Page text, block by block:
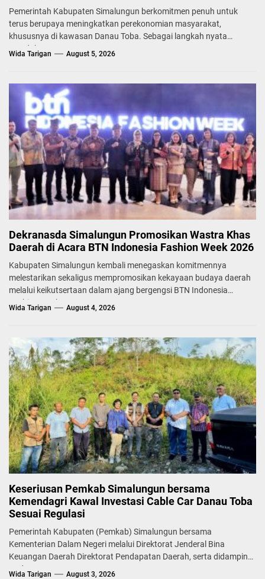
Pemerintah Kabupaten Simalungun berkomitmen penuh untuk
terus berupaya meningkatkan perekonomian masyarakat,
khususnya di kawasan Danau Toba. Sebagai langkah nyata
mendukung...
Wida Tarigan August 5, 2026
Dekranasda Simalungun Promosikan Wastra Khas
Daerah di Acara BTN Indonesia Fashion Week 2026
Kabupaten Simalungun kembali menegaskan komitmennya
melestarikan sekaligus mempromosikan kekayaan budaya daerah
melalui keikutsertaan dalam ajang bergengsi BTN Indonesia
Fashion Week...
Wida Tarigan August 4, 2026
Keseriusan Pemkab Simalungun bersama
Kemendagri Kawal Investasi Cable Car Danau Toba
Sesuai Regulasi
Pemerintah Kabupaten (Pemkab) Simalungun bersama
Kementerian Dalam Negeri melalui Direktorat Jenderal Bina
Keuangan Daerah Direktorat Pendapatan Daerah, serta didampingi
Badan...
Wida Tarigan August 3, 2026